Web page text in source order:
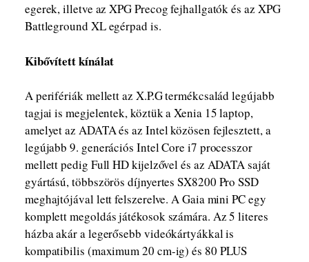
egerek, illetve az XPG Precog fejhallgatók és az XPG
Battleground XL egérpad is.
Kibővített kínálat
A perifériák mellett az X.P.G termékcsalád legújabb
tagjai is megjelentek, köztük a Xenia 15 laptop,
amelyet az ADATA és az Intel közösen fejlesztett, a
legújabb 9. generációs Intel Core i7 processzor
mellett pedig Full HD kijelzővel és az ADATA saját
gyártású, többszörös díjnyertes SX8200 Pro SSD
meghajtójával lett felszerelve. A Gaia mini PC egy
komplett megoldás játékosok számára. Az 5 literes
házba akár a legerősebb videókártyákkal is
kompatibilis (maximum 20 cm-ig) és 80 PLUS